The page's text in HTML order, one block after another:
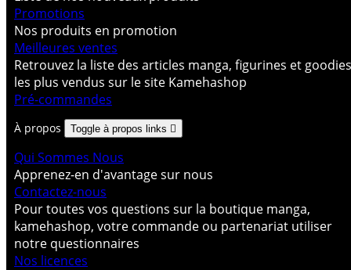
Promotions
Nos produits en promotion
Meilleures ventes
Retrouvez la liste des articles manga, figurines et goodies
les plus vendus sur le site Kamehashop
Pré-commandes
À propos Toggle à propos links 
Qui Sommes Nous
Apprenez-en d'avantage sur nous
Contactez-nous
Pour toutes vos questions sur la boutique manga,
kamehashop, votre commande ou partenariat utiliser
notre questionnaires
Nos licences